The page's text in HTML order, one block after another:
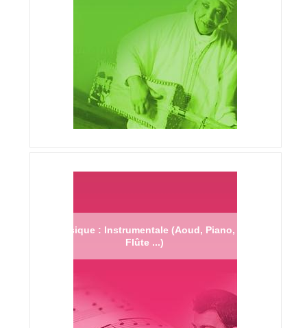
Musique : Instrumentale (Aoud, Piano,
Flûte ...)